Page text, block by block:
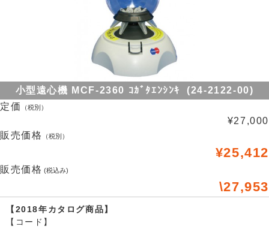
小型遠心機 MCF-2360 ｺｶﾞﾀｴﾝｼﾝｷ (24-2122-00)
定価
（税別）
¥27,000
販売価格
（税別）
¥25,412
販売価格 (税込み)
\27,953
【2018年カタログ商品】
【コード】